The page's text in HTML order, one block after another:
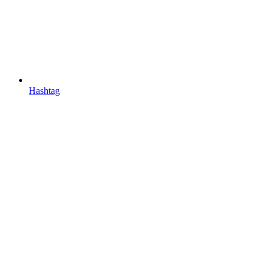
Hashtag